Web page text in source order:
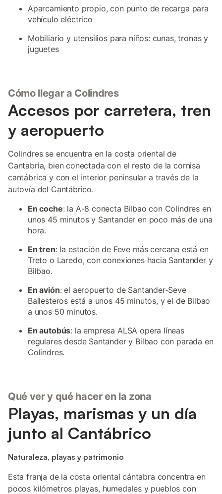
Aparcamiento propio, con punto de recarga para
vehículo eléctrico
Mobiliario y utensilios para niños: cunas, tronas y
juguetes
Cómo llegar a Colindres
Accesos por carretera, tren
y aeropuerto
Colindres se encuentra en la costa oriental de
Cantabria, bien conectada con el resto de la cornisa
cantábrica y con el interior peninsular a través de la
autovía del Cantábrico.
En coche: la A-8 conecta Bilbao con Colindres en
unos 45 minutos y Santander en poco más de una
hora.
En tren: la estación de Feve más cercana está en
Treto o Laredo, con conexiones hacia Santander y
Bilbao.
En avión: el aeropuerto de Santander-Seve
Ballesteros está a unos 45 minutos, y el de Bilbao
a unos 50 minutos.
En autobús: la empresa ALSA opera líneas
regulares desde Santander y Bilbao con parada en
Colindres.
Qué ver y qué hacer en la zona
Playas, marismas y un día
junto al Cantábrico
Naturaleza, playas y patrimonio
Esta franja de la costa oriental cántabra concentra en
pocos kilómetros playas, humedales y pueblos con